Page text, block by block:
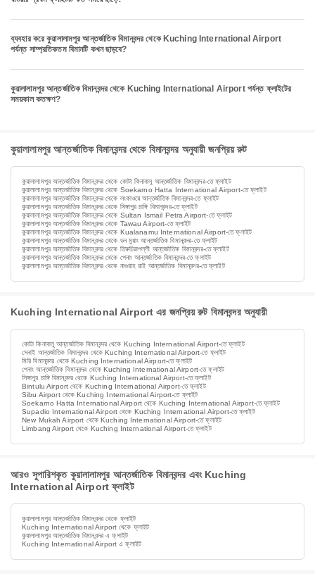
ব্যবহার করে কুয়ালালামপুর আন্তর্জাতিক বিমানবন্দর থেকে Kuching International Airport
পর্যন্ত সাম্প্রতিকতম বিমানটি কখন ছাড়বে?
কুয়ালালামপুর আন্তর্জাতিক বিমানবন্দর থেকে Kuching International Airport পর্যন্ত ফ্লাইটের
সময়কাল কতক্ষণ?
কুয়ালালামপুর আন্তর্জাতিক বিমানবন্দর থেকে বিমানবন্দর অনুযায়ী জনপ্রিয় রুট
কুয়ালালামপুর আন্তর্জাতিক বিমানবন্দর থেকে কোটা কিনাবালু আন্তর্জাতিক বিমানবন্দর-তে ফ্লাইট
কুয়ালালামপুর আন্তর্জাতিক বিমানবন্দর থেকে Soekarno Hatta International Airport-তে ফ্লাইট
কুয়ালালামপুর আন্তর্জাতিক বিমানবন্দর থেকে লংকাওয়ে আন্তর্জাতিক বিমানবন্দর-তে ফ্লাইট
কুয়ালালামপুর আন্তর্জাতিক বিমানবন্দর থেকে সিঙ্গাপুর চাঙ্গি বিমানবন্দর-তে ফ্লাইট
কুয়ালালামপুর আন্তর্জাতিক বিমানবন্দর থেকে Sultan Ismail Petra Airport-তে ফ্লাইট
কুয়ালালামপুর আন্তর্জাতিক বিমানবন্দর থেকে Tawau Airport-তে ফ্লাইট
কুয়ালালামপুর আন্তর্জাতিক বিমানবন্দর থেকে Kualanamu International Airport-তে ফ্লাইট
কুয়ালালামপুর আন্তর্জাতিক বিমানবন্দর থেকে ডন মুয়াং আন্তর্জাতিক বিমানবন্দর-তে ফ্লাইট
কুয়ালালামপুর আন্তর্জাতিক বিমানবন্দর থেকে তিরুচিরাপল্লী আন্তর্জাতিক বিমানবন্দর-তে ফ্লাইট
কুয়ালালামপুর আন্তর্জাতিক বিমানবন্দর থেকে পেনাং আন্তর্জাতিক বিমানবন্দর-তে ফ্লাইট
কুয়ালালামপুর আন্তর্জাতিক বিমানবন্দর থেকে নাগুরাহ রাই আন্তর্জাতিক বিমানবন্দর-তে ফ্লাইট
Kuching International Airport এর জনপ্রিয় রুট বিমানবন্দর অনুযায়ী
কোটা কিনাবালু আন্তর্জাতিক বিমানবন্দর থেকে Kuching International Airport-তে ফ্লাইট
সেনাই আন্তর্জাতিক বিমানবন্দর থেকে Kuching International Airport-তে ফ্লাইট
মিরি বিমানবন্দর থেকে Kuching International Airport-তে ফ্লাইট
পেনাং আন্তর্জাতিক বিমানবন্দর থেকে Kuching International Airport-তে ফ্লাইট
সিঙ্গাপুর চাঙ্গি বিমানবন্দর থেকে Kuching International Airport-তে ফ্লাইট
Bintulu Airport থেকে Kuching International Airport-তে ফ্লাইট
Sibu Airport থেকে Kuching International Airport-তে ফ্লাইট
Soekarno Hatta International Airport থেকে Kuching International Airport-তে ফ্লাইট
Supadio International Airport থেকে Kuching International Airport-তে ফ্লাইট
New Mukah Airport থেকে Kuching International Airport-তে ফ্লাইট
Limbang Airport থেকে Kuching International Airport-তে ফ্লাইট
আরও সুপারিশকৃত কুয়ালালামপুর আন্তর্জাতিক বিমানবন্দর এবং Kuching
International Airport ফ্লাইট
কুয়ালালামপুর আন্তর্জাতিক বিমানবন্দর থেকে ফ্লাইট
Kuching International Airport থেকে ফ্লাইট
কুয়ালালামপুর আন্তর্জাতিক বিমানবন্দর এ ফ্লাইট
Kuching International Airport এ ফ্লাইট